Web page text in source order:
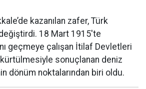
kazanılan zafer, Türk
18 Mart 1915'te
geçmeye çalışan İtilaf Devletleri
sonuçlanan deniz
dönüm noktalarından biri oldu.